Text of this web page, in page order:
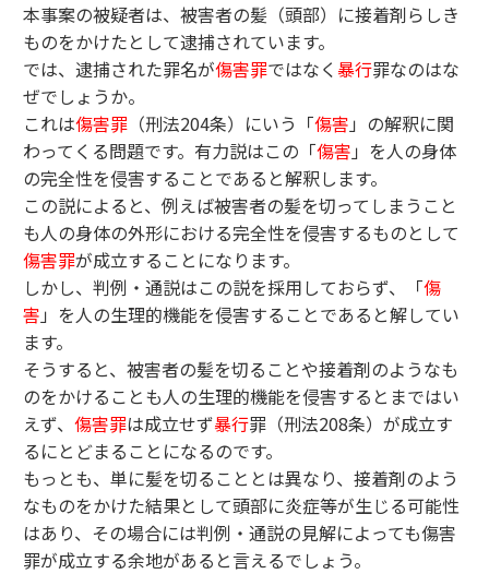
本事案の被疑者は、被害者の髪（頭部）に接着剤らしき
ものをかけたとして逮捕されています。
では、逮捕された罪名が傷害罪ではなく暴行罪なのはな
ぜでしょうか。
これは傷害罪 （刑法204条）にいう「傷害 」の解釈に関
わってくる問題です。有力説はこの「傷害 」を人の身体
の完全性を侵害することであると解釈します。
この説によると、例えば被害者の髪を切ってしまうこと
も人の身体の外形における完全性を侵害するものとして
傷害罪が成立することになります。
しかし、判例・通説はこの説を採用しておらず、「傷
害 」を人の生理的機能を侵害することであると解してい
ます。
そうすると、被害者の髪を切ることや接着剤のようなも
のをかけることも人の生理的機能を侵害するとまではい
えず、傷害罪は成立せず暴行罪（刑法208条）が成立す
るにとどまることになるのです。
もっとも、単に髪を切ることとは異なり、接着剤のよう
なものをかけた結果として頭部に炎症等が生じる可能性
はあり、その場合には判例・通説の見解によっても傷害
罪が成立する余地があると言えるでしょう。